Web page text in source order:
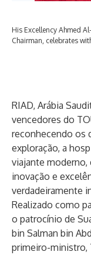
His Excellency Ahmed
Chairman, celebrates
RIAD, Arábia
vencedores do
reconhecendo os
exploração, a
viajante
inovação e
verdadeiramente
Realizado como
o patrocínio de
bin Salman bin
primeiro-ministro,